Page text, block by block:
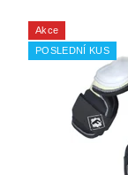
Akce
POSLEDNÍ KUS